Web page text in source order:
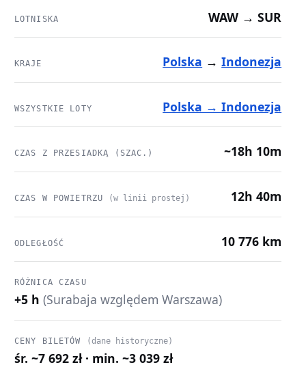
LOTNISKA WAW → SUR
KRAJE Polska →Indonezja
WSZYSTKIE LOTY Polska → Indonezja
CZAS Z PRZESIADKĄ (SZAC.) ~18h 10m
CZAS W POWIETRZU (w linii prostej) 12h 40m
ODLEGŁOŚĆ 10 776 km
RÓŻNICA CZASU
+5 h (Surabaja względem Warszawa)
CENY BILETÓW (dane historyczne)
śr. ~7 692 zł · min. ~3 039 zł